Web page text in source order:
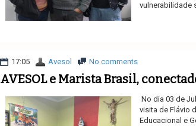
vulnerabilidade
17:05 Avesol No comments
AVESOL e Marista Brasil,
No dia 03 de
visita de Flávio
Educacional e